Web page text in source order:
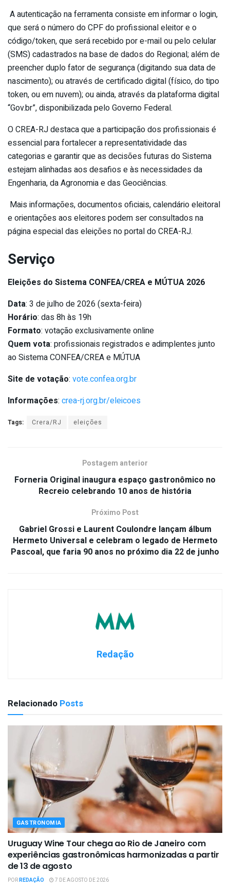
A autenticação na ferramenta consiste em informar o login,
que será o número do CPF do profissional eleitor e o
código/token, que será recebido por e-mail ou pelo celular
(SMS) cadastrados na base de dados do Regional; além de
preencher duplo fator de segurança (digitando sua data de
nascimento); ou através de certificado digital (físico, do tipo
token, ou em nuvem); ou ainda, através da plataforma digital
“Gov.br”, disponibilizada pelo Governo Federal.
O CREA-RJ destaca que a participação dos profissionais é
essencial para fortalecer a representatividade das
categorias e garantir que as decisões futuras do Sistema
estejam alinhadas aos desafios e às necessidades da
Engenharia, da Agronomia e das Geociências.
Mais informações, documentos oficiais, calendário eleitoral
e orientações aos eleitores podem ser consultados na
página especial das eleições no portal do CREA-RJ.
Serviço
Eleições do Sistema CONFEA/CREA e MÚTUA 2026
Data: 3 de julho de 2026 (sexta-feira)
Horário: das 8h às 19h
Formato: votação exclusivamente online
Quem vota: profissionais registrados e adimplentes junto
ao Sistema CONFEA/CREA e MÚTUA
Site de votação: vote.confea.org.br
Informações: crea-rj.org.br/eleicoes
Tags: Crera/RJ eleições
Postagem anterior
Forneria Original inaugura espaço gastronômico no
Recreio celebrando 10 anos de história
Próximo Post
Gabriel Grossi e Laurent Coulondre lançam álbum
Hermeto Universal e celebram o legado de Hermeto
Pascoal, que faria 90 anos no próximo dia 22 de junho
Redação
Relacionado Posts
GASTRONOMIA
Uruguay Wine Tour chega ao Rio de Janeiro com
experiências gastronômicas harmonizadas a partir
de 13 de agosto
PORREDAÇÃO 7 DE AGOSTO DE 2026